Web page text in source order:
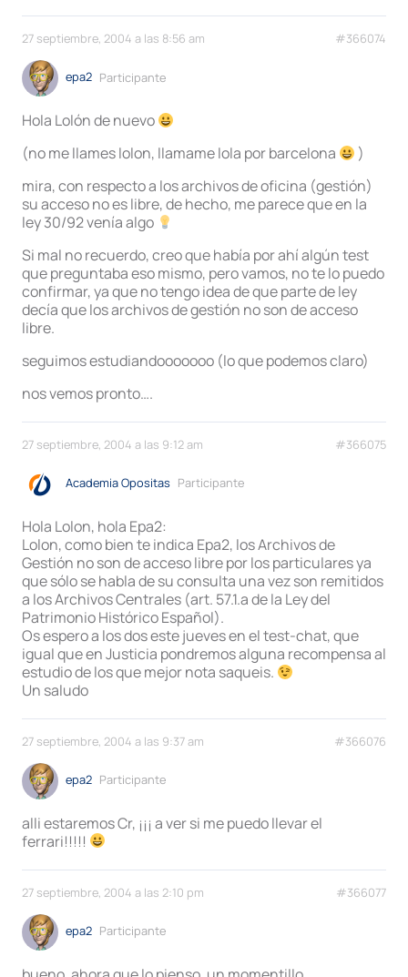
27 septiembre, 2004 a las 8:56 am #366074
epa2 Participante
Hola Lolón de nuevo
(no me llames lolon, llamame lola por barcelona
)
mira, con respecto a los archivos de oficina (gestión)
su acceso no es libre, de hecho, me parece que en la
ley 30/92 venía algo
Si mal no recuerdo, creo que había por ahí algún test
que preguntaba eso mismo, pero vamos, no te lo puedo
confirmar, ya que no tengo idea de que parte de ley
decía que los archivos de gestión no son de acceso
libre.
seguimos estudiandooooooo (lo que podemos claro)
nos vemos pronto….
27 septiembre, 2004 a las 9:12 am #366075
Academia Opositas Participante
Hola Lolon, hola Epa2:
Lolon, como bien te indica Epa2, los Archivos de
Gestión no son de acceso libre por los particulares ya
que sólo se habla de su consulta una vez son remitidos
a los Archivos Centrales (art. 57.1.a de la Ley del
Patrimonio Histórico Español).
Os espero a los dos este jueves en el test-chat, que
igual que en Justicia pondremos alguna recompensa al
estudio de los que mejor nota saqueis.
Un saludo
27 septiembre, 2004 a las 9:37 am #366076
epa2 Participante
alli estaremos Cr, ¡¡¡ a ver si me puedo llevar el
ferrari!!!!!
27 septiembre, 2004 a las 2:10 pm #366077
epa2 Participante